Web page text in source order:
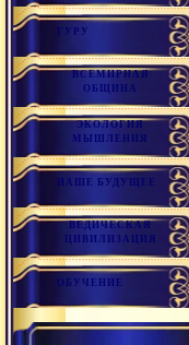
ГУРУ
ВСЕМИРНАЯ
ОБЩИНА
ЭКОЛОГИЯ
МЫШЛЕНИЯ
НАШЕ БУДУЩЕЕ
ВЕДИЧЕСКАЯ
ЦИВИЛИЗАЦИЯ
ОБУЧЕНИЕ